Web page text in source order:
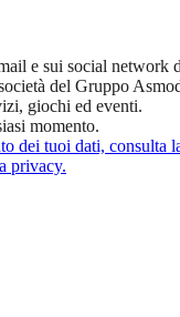
e sui social network
del Gruppo
giochi ed eventi.
momento.
dei tuoi dati, consulta
privacy.